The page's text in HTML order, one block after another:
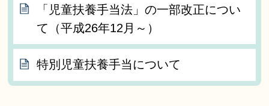
「児童扶養手当法」の一部改正につい
て（平成26年12月～）
特別児童扶養手当について